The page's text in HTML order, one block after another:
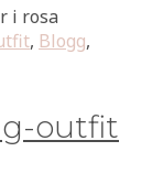
i rosa
, Blogg,
outfit